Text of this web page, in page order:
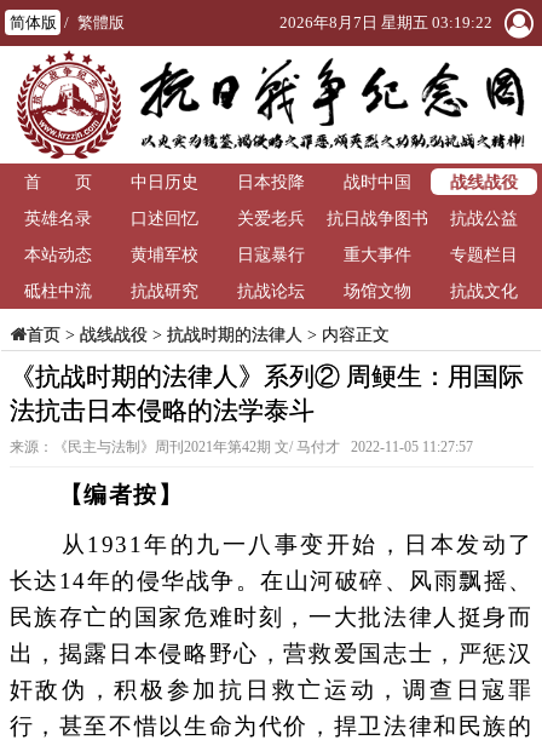
简体版 / 繁體版 2026年8月7日 星期五 03:19:23
首 页 中日历史 日本投降 战时中国
战线战役
英雄名录
口述回忆 关爱老兵
抗日战争图书
馆
抗战公益
本站动态
黄埔军校 日寇暴行 重大事件
专题栏目
砥柱中流
抗战研究 抗战论坛 场馆文物 抗战文化
首页> 战线战役> 抗战时期的法律人 > 内容正文
《抗战时期的法律人》系列② 周鲠生：用国际
法抗击日本侵略的法学泰斗
来源：《民主与法制》周刊2021年第42期 文/ 马付才 2022-11-05 11:27:57
【编者按】
从1931年的九一八事变开始，日本发动了
长达14年的侵华战争。在山河破碎、风雨飘摇、
民族存亡的国家危难时刻，一大批法律人挺身而
出，揭露日本侵略野心，营救爱国志士，严惩汉
奸敌伪，积极参加抗日救亡运动，调查日寇罪
行，甚至不惜以生命为代价，捍卫法律和民族的